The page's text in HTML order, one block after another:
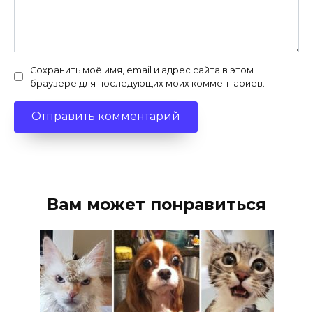
Сохранить моё имя, email и адрес сайта в этом
браузере для последующих моих комментариев.
Вам может понравиться